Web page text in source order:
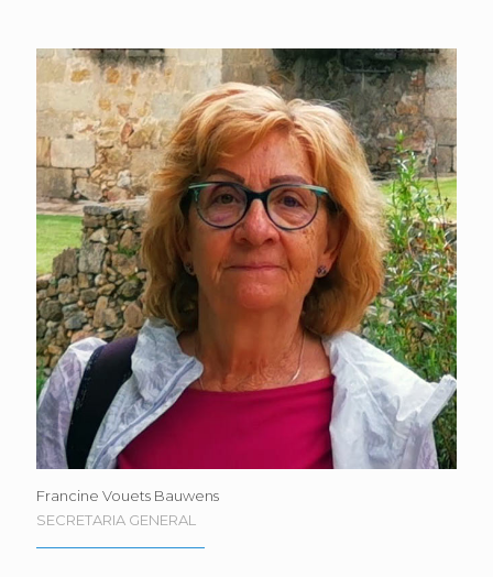
Francine Vouets Bauwens
SECRETARIA GENERAL